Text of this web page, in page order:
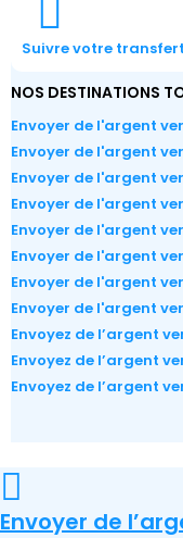
Suivre votre transfert
NOS DESTINATIONS
Envoyer de l'argent
Envoyer de l'argent
Envoyer de l'argent
Envoyer de l'argent
Envoyer de l'argent
Envoyer de l'argent
Envoyer de l'argent
Envoyer de l'argent
Envoyez de l’argent
Envoyez de l’argent
Envoyez de l’argent
Envoyer de